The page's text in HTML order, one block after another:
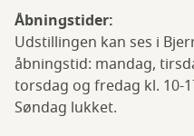
Åbningstider:
Udstillingen kan ses i
åbningstid: mandag,
torsdag og fredag kl. 10-
Søndag lukket.